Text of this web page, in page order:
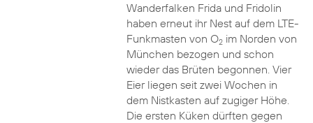
Wanderfalken Frida und Fridolin
haben erneut ihr Nest auf dem LTE-
Funkmasten von O2im Norden von
München bezogen und schon
wieder das Brüten begonnen. Vier
Eier liegen seit zwei Wochen in
dem Nistkasten auf zugiger Höhe.
Die ersten Küken dürften gegen